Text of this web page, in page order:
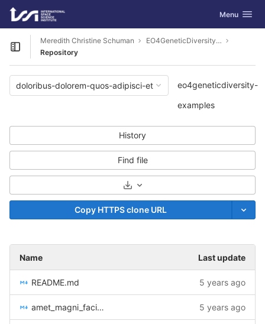
Skip to content
GitLab Toggle
Menu
Open sidebar
Meredith Christine Schuman
EO4GeneticDiversity-Examples
Repository
doloribus-dolorem-quos-adipisci-et
eo4geneticdiversity-
examples
History
Find file
Select Archive Format
Copy HTTPS clone URL
Name Last update
README.md 5 years ago
amet_magni_facilis_dicta_ducimus_omnis_deserunt_0.md 5 years ago